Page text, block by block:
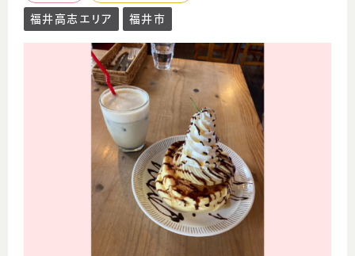
福井高志エリア
福井市